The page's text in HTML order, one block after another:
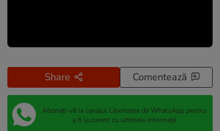
Share Comentează
Abonați-vă la canalul Libertatea de WhatsApp pentru
a fi la curent cu ultimele informații